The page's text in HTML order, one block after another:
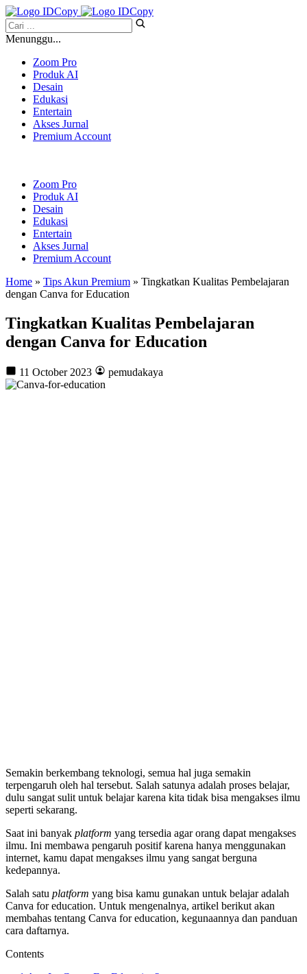
Menunggu...
Zoom Pro
Produk AI
Desain
Edukasi
Entertain
Akses Jurnal
Premium Account
Zoom Pro
Produk AI
Desain
Edukasi
Entertain
Akses Jurnal
Premium Account
Home » Tips Akun Premium » Tingkatkan Kualitas Pembelajaran
dengan Canva for Education
Tingkatkan Kualitas Pembelajaran
dengan Canva for Education
11 October 2023 pemudakaya
Semakin berkembang teknologi, semua hal juga semakin
terpengaruh oleh hal tersebut. Salah satunya adalah proses belajar,
dulu sangat sulit untuk belajar karena kita tidak bisa mengakses ilmu
seperti sekarang.
Saat ini banyak platform yang tersedia agar orang dapat mengakses
ilmu. Ini membawa pengaruh positif karena hanya menggunakan
internet, kamu dapat mengakses ilmu yang sangat berguna
kedepannya.
Salah satu platform yang bisa kamu gunakan untuk belajar adalah
Canva for education. Untuk mengenalnya, artikel berikut akan
membahas tentang Canva for education, kegunaannya dan panduan
cara daftarnya.
Contents